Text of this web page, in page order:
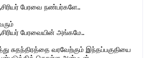
பேரவை நண்பர்களே..
பேரவையின் அங்கமே..
சுதந்திரத்தை வரவேற்கும் இந்தப்பகுதியை